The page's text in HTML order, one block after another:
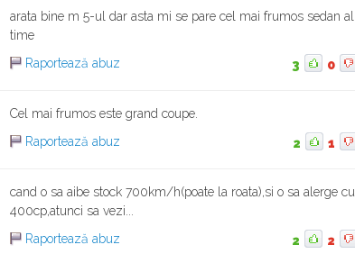
arata bine m 5-ul dar asta mi se pare cel mai frumos sedan all
time
Raportează abuz
3 0
Cel mai frumos este grand coupe.
Raportează abuz
2 1
cand o sa aibe stock 700km/h(poate la roata),si o sa alerge cu
400cp,atunci sa vezi...
Raportează abuz
2 2